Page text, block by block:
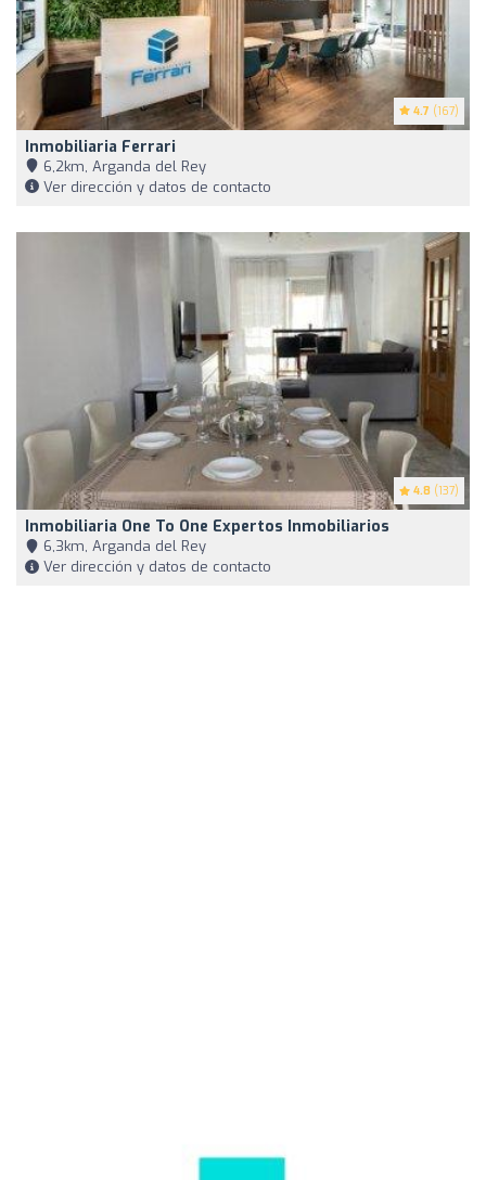
4.7 (167)
Inmobiliaria Ferrari
6,2km, Arganda del Rey
Ver dirección y datos de contacto
4.8 (137)
Inmobiliaria One To One Expertos Inmobiliarios
6,3km, Arganda del Rey
Ver dirección y datos de contacto